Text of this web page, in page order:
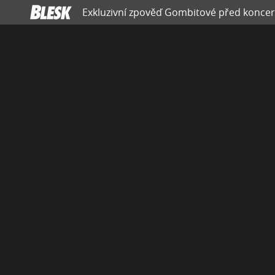
Exkluzivní zpověď Gombitové před